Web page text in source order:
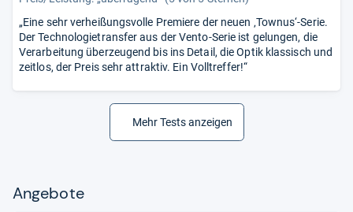
„Eine sehr verheißungsvolle Premiere der neuen ‚Townus‘-Serie.
Der Technologietransfer aus der Vento-Serie ist gelungen, die
Verarbeitung überzeugend bis ins Detail, die Optik klassisch und
zeitlos, der Preis sehr attraktiv. Ein Volltreffer!“
Mehr Tests anzeigen
Angebote